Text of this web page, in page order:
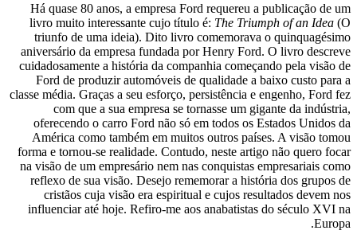
Há quase 80 anos, a empresa Ford
livro muito interessante cujo título é:
triunfo de uma ideia). Dito livro
aniversário da empresa fundada por
cuidadosamente a história da companhia
Ford de produzir automóveis de
classe média. Graças a seu esforço,
com que a sua empresa se
oferecendo o carro Ford não só em
América como também em muitos
forma e tornou-se realidade. Contudo,
na visão de um empresário nem nas
reflexo de sua visão. Desejo
cristãos cuja visão era espiritual e
influenciar até hoje. Refiro-me aos